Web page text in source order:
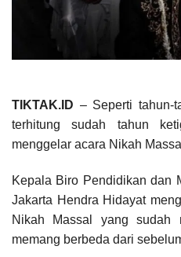
TIKTAK.ID – Seperti tahun-
terhitung sudah tahun
menggelar acara Nikah
Kepala Biro Pendidikan dan
Jakarta Hendra Hidayat
Nikah Massal yang sudah
memang berbeda dari